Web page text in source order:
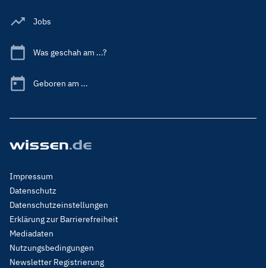
Jobs
Was geschah am ...?
Geboren am ...
Footer
Menu
Legal
Impressum
Datenschutz
Datenschutzeinstellungen
Erklärung zur Barrierefreiheit
Mediadaten
Nutzungsbedingungen
Newsletter Registrierung